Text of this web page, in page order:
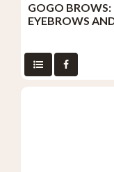
GOGO BROWS:
EYEBROWS